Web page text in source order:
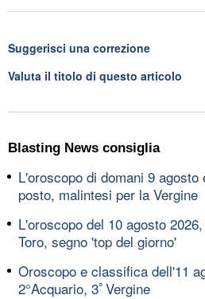
Suggerisci una correzione
Valuta il titolo di questo articolo
Blasting News consiglia
L'oroscopo di domani 9
posto, malintesi per la Vergine
L'oroscopo del 10 agosto
Toro, segno 'top del giorno'
Oroscopo e classifica dell'11
2°Acquario, 3ﾟVergine